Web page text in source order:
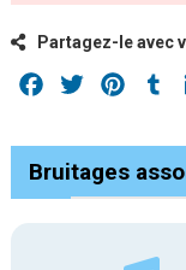
Partagez-le avec
Facebook
Twitter
Bruitages